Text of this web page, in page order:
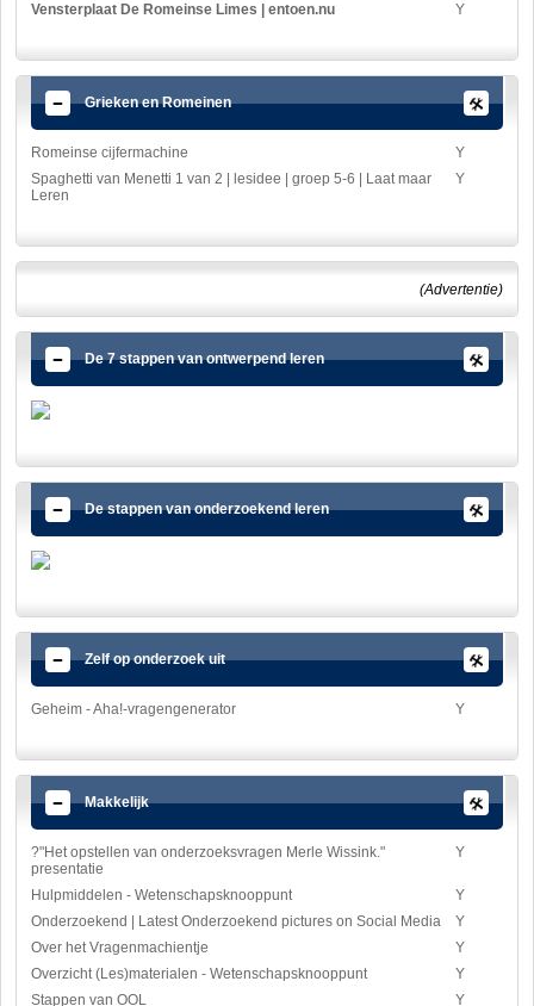
Vensterplaat De Romeinse Limes | entoen.nu
Y
Grieken en Romeinen
Romeinse cijfermachine
Y
Spaghetti van Menetti 1 van 2 | lesidee | groep 5-6 | Laat maar
Leren
Y
(Advertentie)
De 7 stappen van ontwerpend leren
De stappen van onderzoekend leren
Zelf op onderzoek uit
Geheim - Aha!-vragengenerator Y
Makkelijk
?"Het opstellen van onderzoeksvragen Merle Wissink."
presentatie
Y
Hulpmiddelen - Wetenschapsknooppunt
Y
Onderzoekend | Latest Onderzoekend pictures on Social Media
Y
Over het Vragenmachientje
Y
Overzicht (Les)materialen - Wetenschapsknooppunt
Y
Stappen van OOL
Y